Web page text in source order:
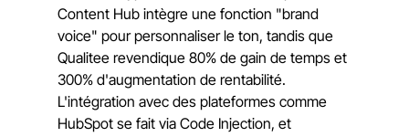
Content Hub intègre une fonction "brand
voice" pour personnaliser le ton, tandis que
Qualitee revendique 80% de gain de temps et
300% d'augmentation de rentabilité.
L'intégration avec des plateformes comme
HubSpot se fait via Code Injection, et